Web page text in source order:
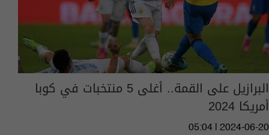
البرازيل على القمة.. أغلى 5 منتخبات في كوبا
أمريكا 2024
05:04 | 2024-06-20